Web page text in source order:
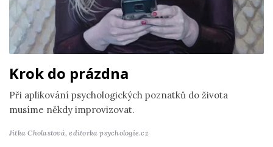
Krok do prázdna
Při aplikování psychologických poznatků do života
musíme někdy improvizovat.
Jitka Cholastová,editorka psychologie.cz